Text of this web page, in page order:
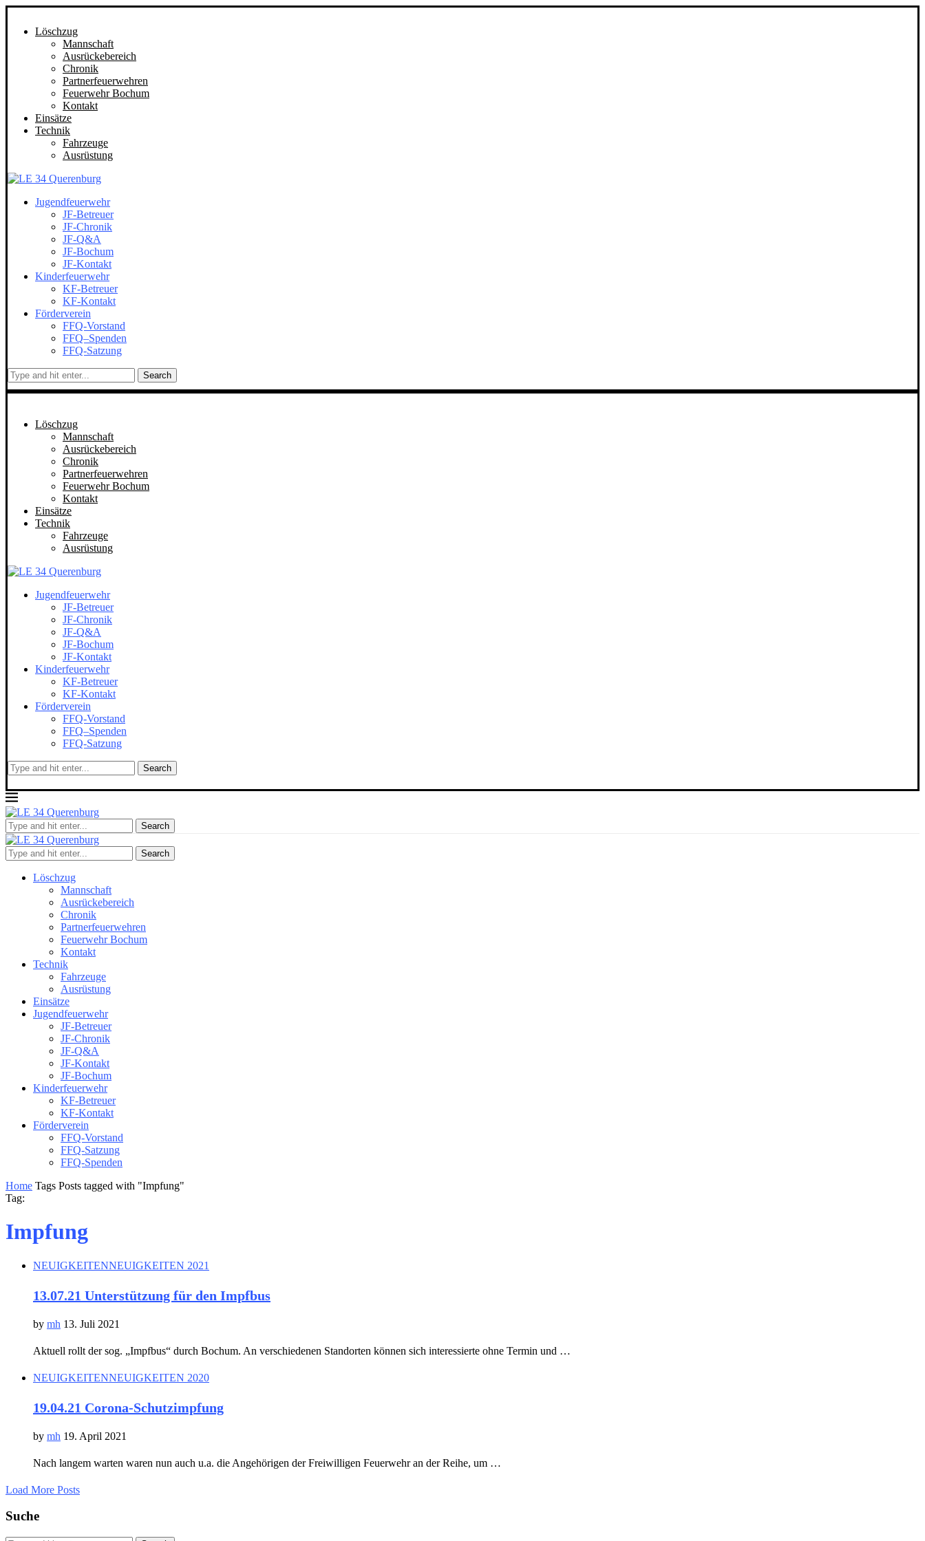
Löschzug
Mannschaft
Ausrückebereich
Chronik
Partnerfeuerwehren
Feuerwehr Bochum
Kontakt
Einsätze
Technik
Fahrzeuge
Ausrüstung
Jugendfeuerwehr
JF-Betreuer
JF-Chronik
JF-Q&A
JF-Bochum
JF-Kontakt
Kinderfeuerwehr
KF-Betreuer
KF-Kontakt
Förderverein
FFQ-Vorstand
FFQ–Spenden
FFQ-Satzung
Search
Löschzug
Mannschaft
Ausrückebereich
Chronik
Partnerfeuerwehren
Feuerwehr Bochum
Kontakt
Einsätze
Technik
Fahrzeuge
Ausrüstung
Jugendfeuerwehr
JF-Betreuer
JF-Chronik
JF-Q&A
JF-Bochum
JF-Kontakt
Kinderfeuerwehr
KF-Betreuer
KF-Kontakt
Förderverein
FFQ-Vorstand
FFQ–Spenden
FFQ-Satzung
Search
Search
Search
Löschzug
Mannschaft
Ausrückebereich
Chronik
Partnerfeuerwehren
Feuerwehr Bochum
Kontakt
Technik
Fahrzeuge
Ausrüstung
Einsätze
Jugendfeuerwehr
JF-Betreuer
JF-Chronik
JF-Q&A
JF-Kontakt
JF-Bochum
Kinderfeuerwehr
KF-Betreuer
KF-Kontakt
Förderverein
FFQ-Vorstand
FFQ-Satzung
FFQ-Spenden
Home Tags Posts tagged with "Impfung"
Tag:
Impfung
NEUIGKEITENNEUIGKEITEN 2021
13.07.21 Unterstützung für den Impfbus
by mh 13. Juli 2021
Aktuell rollt der sog. „Impfbus“ durch Bochum. An verschiedenen Standorten können sich interessierte ohne Termin und …
NEUIGKEITENNEUIGKEITEN 2020
19.04.21 Corona-Schutzimpfung
by mh 19. April 2021
Nach langem warten waren nun auch u.a. die Angehörigen der Freiwilligen Feuerwehr an der Reihe, um …
Load More Posts
Suche